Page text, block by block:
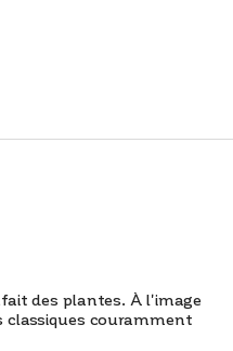
des plantes. À l'image
classiques couramment